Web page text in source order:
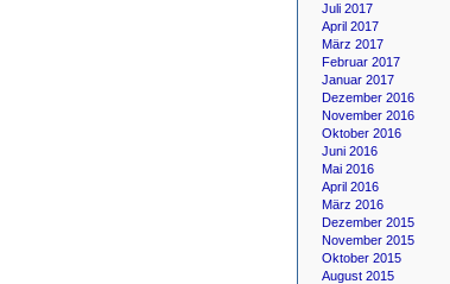
Juli 2017
April 2017
März 2017
Februar 2017
Januar 2017
Dezember 2016
November 2016
Oktober 2016
Juni 2016
Mai 2016
April 2016
März 2016
Dezember 2015
November 2015
Oktober 2015
August 2015